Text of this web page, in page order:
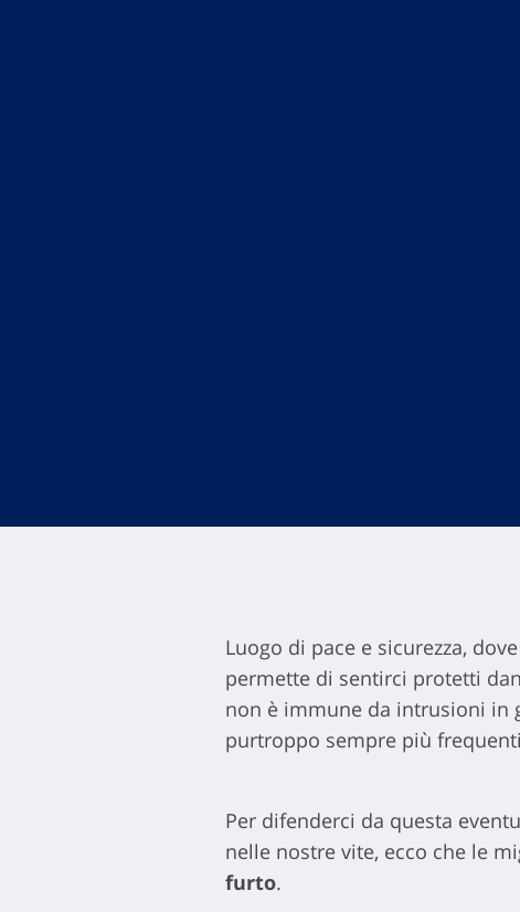
Luogo di pace e sicurezza,
permette di sentirci protetti
non è immune da intrusioni in
purtroppo sempre più
Per difenderci da questa
nelle nostre vite, ecco che le
furto.